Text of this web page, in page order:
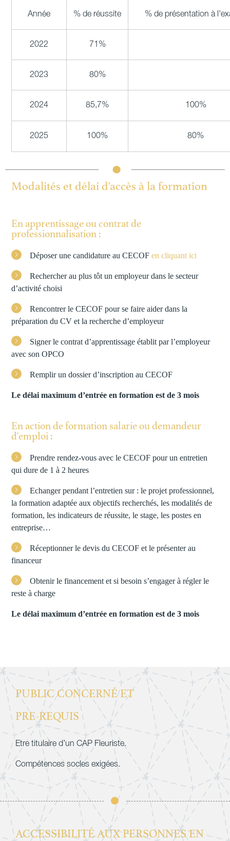
Année % de réussite % de présentation à
2022 71%
2023 80%
2024 85,7% 100%
2025 100% 80%
Modalités et délai d'accès à la formation
En apprentissage ou contrat de
professionnalisation :
Déposer une candidature au CECOFen cliquant ici
Rechercher au plus tôt un employeur dans le secteur
d’activité choisi
Rencontrer le CECOF pour se faire aider dans la
préparation du CV et la recherche d’employeur
Signer le contrat d’apprentissage établit par l’employeur
avec son OPCO
Remplir un dossier d’inscription au CECOF
Le délai maximum d’entrée en formation est de 3 mois
En action de formation salarie ou demandeur
d'emploi :
Prendre rendez-vous avec le CECOF pour un entretien
qui dure de 1 à 2 heures
Echanger pendant l’entretien sur : le projet professionnel,
la formation adaptée aux objectifs recherchés, les modalités de
formation, les indicateurs de réussite, le stage, les postes en
entreprise…
Réceptionner le devis du CECOF et le présenter au
financeur
Obtenir le financement et si besoin s’engager à régler le
reste à charge
Le délai maximum d’entrée en formation est de 3 mois
PUBLIC CONCERNÉ ET
PRE-REQUIS
Etre titulaire d’un CAP Fleuriste.
Compétences socles exigées.
ACCESSIBILITÉ AUX PERSONNES EN